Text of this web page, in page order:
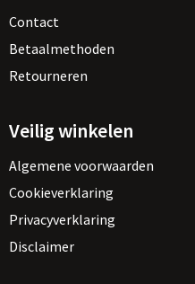
Contact
Betaalmethoden
Retourneren
Veilig winkelen
Algemene voorwaarden
Cookieverklaring
Privacyverklaring
Disclaimer